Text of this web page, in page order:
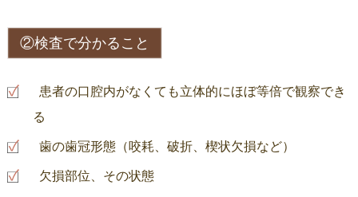
②検査で分かること
患者の口腔内がなくても立体的にほぼ等倍で観察でき
る
歯の歯冠形態（咬耗、破折、楔状欠損など）
欠損部位、その状態